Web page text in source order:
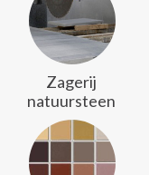
Zagerij
natuursteen